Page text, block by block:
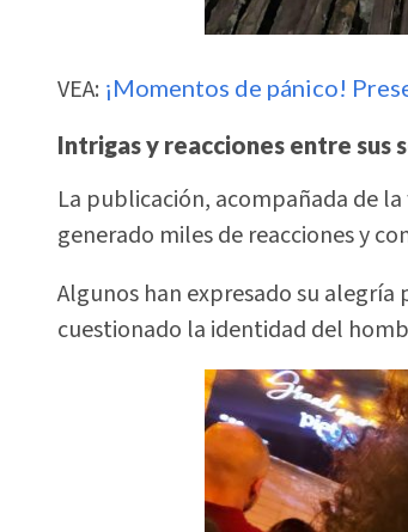
VEA: ¡Momentos de pánico!
Intrigas y reacciones entre sus
La publicación, acompañada de la
generado miles de reacciones y
Algunos han expresado su
cuestionado la identidad del